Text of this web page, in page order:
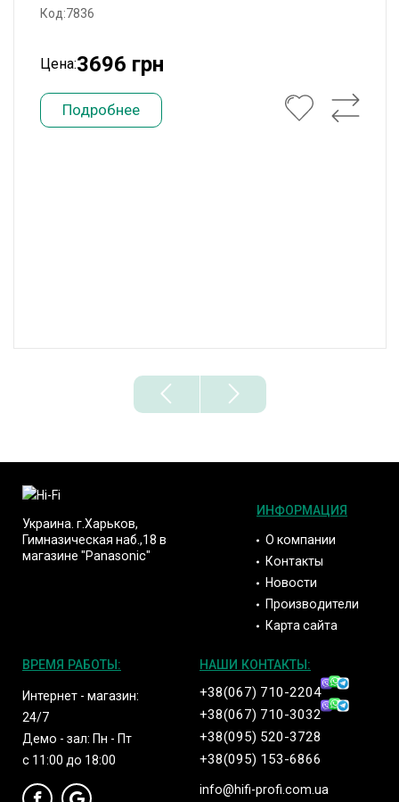
Код:7836
Цена:3696 грн
Подробнее
Украина. г.Харьков,
Гимназическая наб.,18 в
магазине "Panasonic"
ИНФОРМАЦИЯ
О компании
Контакты
Новости
Производители
Карта сайта
ВРЕМЯ РАБОТЫ:
Интернет - магазин:
24/7
Демо - зал: Пн - Пт
с 11:00 до 18:00
НАШИ КОНТАКТЫ:
+38(067) 710-2204
+38(067) 710-3032
+38(095) 520-3728
+38(095) 153-6866
info@hifi-profi.com.ua